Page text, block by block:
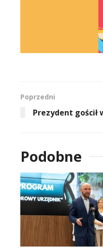
Poprzedni
Prezydent gościł
Podobne